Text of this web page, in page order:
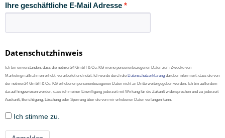
Ihre geschäftliche E-Mail Adresse
Datenschutzhinweis
Ich bin einverstanden, dass die netmon24 GmbH & Co. KG meine personenbezogenen Daten zum Zwecke von
Marketingmaßnahmen erhebt, verarbeitet und nutzt. Ich wurde durch die Datenschutzerklärung darüber informiert, dass die von
der netmon24 GmbH & Co. KG erhobenen personenbezogenen Daten nicht an Dritte weitergegeben werden. Ich bin außerdem
darauf hingewiesen worden, dass ich meiner Einwilligung jederzeit mit Wirkung für die Zukunft widersprechen und zu jederzeit
Auskunft, Berichtigung, Löschung oder Sperrung über die von mir erhobenen Daten verlangen kann.
Ich stimme zu.